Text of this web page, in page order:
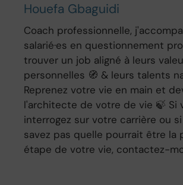
Houefa Gbaguidi
Coach professionnelle,
salarié·es en questionnement
trouver un job aligné à leurs
personnelles 🧭 & leurs talents
Reprenez votre vie en main et
l'architecte de votre de vie 🍃 Si
interrogez sur votre carrière ou
savez pas quelle pourrait être la
étape de votre vie, contactez-